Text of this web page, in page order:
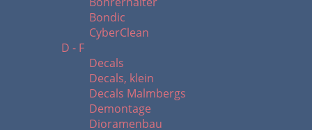
Bondic
CyberClean
D - F
Decals
Decals, klein
Decals Malmbergs
Demontage
Dioramenbau